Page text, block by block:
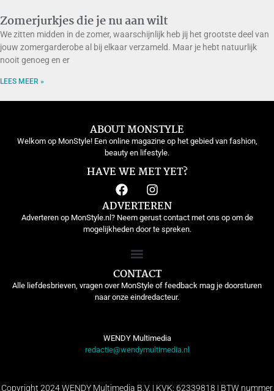
Zomerjurkjes die je nu aan wilt
We zitten midden in de zomer, waarschijnlijk heb jij het grootste deel van
jouw zomergarderobe al bij elkaar verzameld. Maar je hebt natuurlijk
nooit genoeg en er
LEES MEER »
ABOUT MONSTYLE
Welkom op MonStyle! Een online magazine op het gebied van fashion,
beauty en lifestyle.
HAVE WE MET YET?
ADVERTEREN
Adverteren op MonStyle.nl? Neem gerust contact met ons op om de
mogelijkheden door te spreken.
CONTACT
Alle liefdesbrieven, vragen over MonStyle of feedback mag je doorsturen
naar onze eindredacteur.
WENDY Multimedia
redactie@wendymultimedia.nl
Copyright 2024 WENDY Multimedia B.V. | KVK: 62339818 | BTW nummer